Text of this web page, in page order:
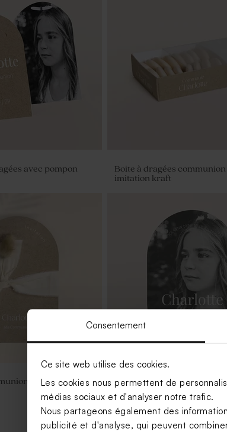
Consentement
Ce site web utilise des cookies.
Les cookies nous permettent de
médias sociaux et d'analyser notre trafic.
Nous partageons également des
publicité et d'analyse, qui peuvent
avec pompon
Boite à dragées
imitation kraft
ruban (et fleurs
Carte remerciement
et blanc